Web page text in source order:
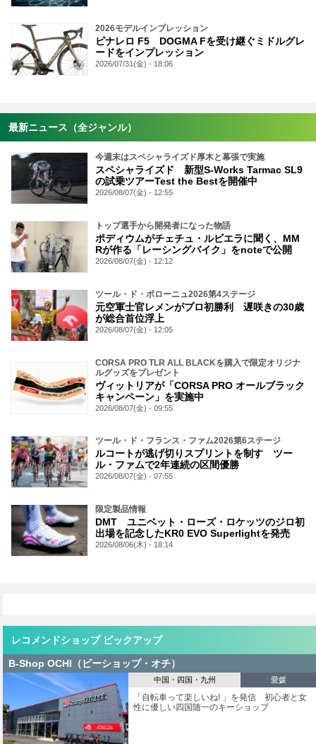
2026モデルインプレッション
ピナレロ F5 DOGMA Fを受け継ぐミドルグレ
ードをインプレッション
2026/07/31(金) - 18:06
最新ニュース（全ジャンル）
今週末はスペシャライズド厚木と幕張で実施
スペシャライズド 新型S-Works Tarmac SL9
の試乗ツアーTest the Bestを開催中
2026/08/07(金) - 12:55
トップ選手から開発者になった物語
ポディウムがチェチュ・ルビエラに聞く、MM
Rが作る「レーシングバイク」をnoteで公開
2026/08/07(金) - 12:12
ツール・ド・ポローニュ2026第4ステージ
元空軍士官レメンがプロ初勝利 遅咲きの30歳
が総合首位浮上
2026/08/07(金) - 12:05
CORSA PRO TLR ALL BLACKを購入で限定オリジナ
ルグッズをプレゼント
ヴィットリアが「CORSA PRO オールブラック
キャンペーン」を実施中
2026/08/07(金) - 09:55
ツール・ド・フランス・ファム2026第6ステージ
ルコートが逃げ切りスプリントを制す ツー
ル・ファムで2年連続の区間優勝
2026/08/07(金) - 07:55
限定製品情報
DMT ユニベット・ローズ・ロケッツのジロ初
出場を記念したKR0 EVO Superlightを発売
2026/08/06(木) - 18:14
レコメンドショップ ピックアップ
B-Shop OCHI（ビーショップ・オチ）
中国・四国・九州 愛媛
「自転車って楽しいね! 」を発信 初心者と女
性に優しい四国随一のキーショップ